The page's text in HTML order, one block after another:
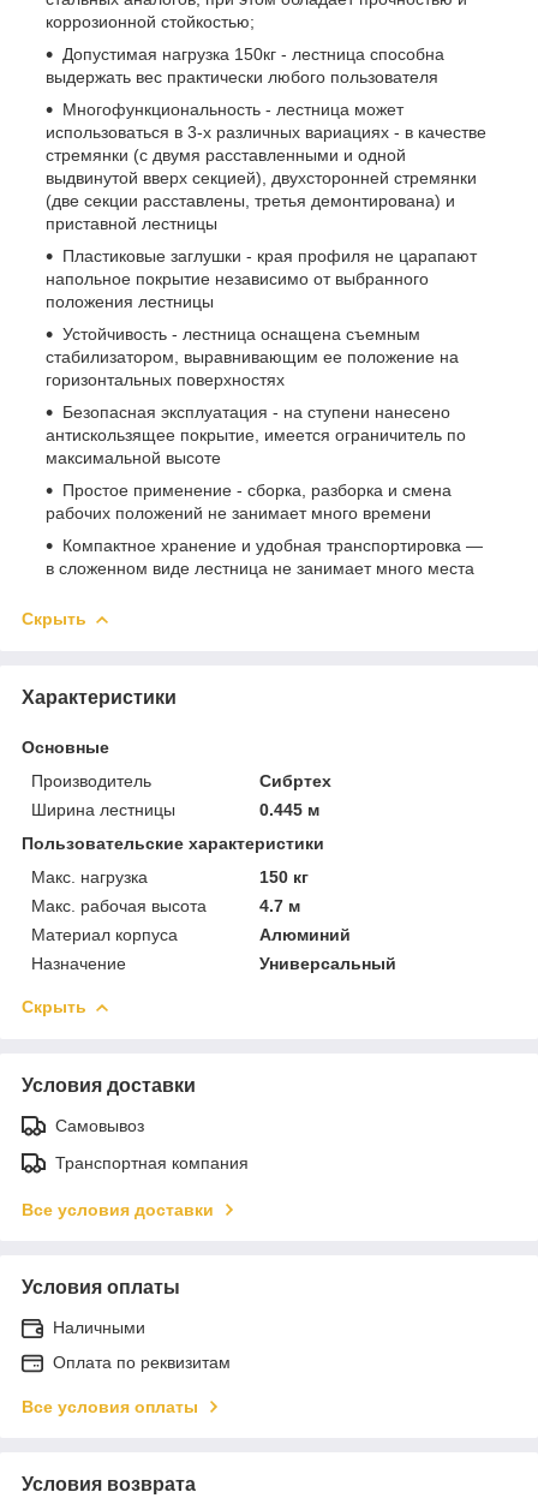
коррозионной стойкостью;
Допустимая нагрузка 150кг - лестница способна
выдержать вес практически любого пользователя
Многофункциональность - лестница может
использоваться в 3-х различных вариациях - в качестве
стремянки (с двумя расставленными и одной
выдвинутой вверх секцией), двухсторонней стремянки
(две секции расставлены, третья демонтирована) и
приставной лестницы
Пластиковые заглушки - края профиля не царапают
напольное покрытие независимо от выбранного
положения лестницы
Устойчивость - лестница оснащена съемным
стабилизатором, выравнивающим ее положение на
горизонтальных поверхностях
Безопасная эксплуатация - на ступени нанесено
антискользящее покрытие, имеется ограничитель по
максимальной высоте
Простое применение - сборка, разборка и смена
рабочих положений не занимает много времени
Компактное хранение и удобная транспортировка —
в сложенном виде лестница не занимает много места
Скрыть
Характеристики
Основные
Производитель
Сибртех
Ширина лестницы
0.445 м
Пользовательские характеристики
Макс. нагрузка
150 кг
Макс. рабочая высота
4.7 м
Материал корпуса
Алюминий
Назначение
Универсальный
Скрыть
Условия доставки
Самовывоз
Транспортная компания
Все условия доставки
Условия оплаты
Наличными
Оплата по реквизитам
Все условия оплаты
Условия возврата